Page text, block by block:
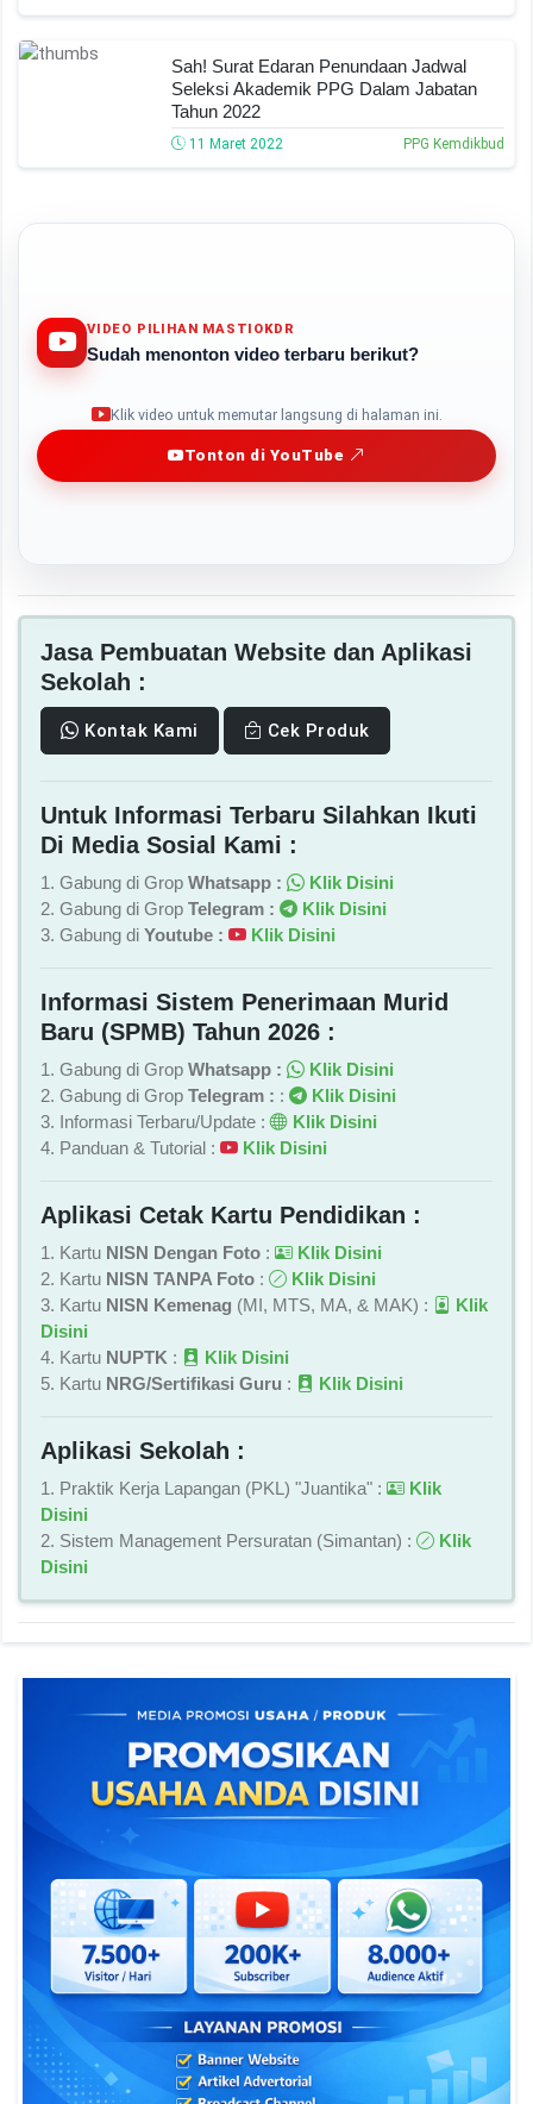
Sah! Surat Edaran Penundaan Jadwal
Seleksi Akademik PPG Dalam Jabatan
Tahun 2022
11 Maret 2022 PPG Kemdikbud
VIDEO PILIHAN MASTIOKDR
Sudah menonton video terbaru berikut?
Klik video untuk memutar langsung di halaman ini.
Tonton di YouTube
Jasa Pembuatan Website dan Aplikasi
Sekolah :
Kontak Kami Cek Produk
Untuk Informasi Terbaru Silahkan Ikuti
Di Media Sosial Kami :
1. Gabung di Grop Whatsapp :
Klik Disini
2. Gabung di Grop Telegram :
Klik Disini
3. Gabung di Youtube : Klik Disini
Informasi Sistem Penerimaan Murid
Baru (SPMB) Tahun 2026 :
1. Gabung di Grop Whatsapp :
Klik Disini
2. Gabung di Grop Telegram : :
Klik Disini
3. Informasi Terbaru/Update :
Klik Disini
4. Panduan & Tutorial :
Klik Disini
Aplikasi Cetak Kartu Pendidikan :
1. Kartu NISN Dengan Foto :
Klik Disini
2. Kartu NISN TANPA Foto :
Klik Disini
3. Kartu NISN Kemenag (MI, MTS, MA, & MAK) :
Klik
Disini
4. Kartu NUPTK :
Klik Disini
5. Kartu NRG/Sertifikasi Guru : Klik Disini
Aplikasi Sekolah :
1. Praktik Kerja Lapangan (PKL) "Juantika" :
Klik
Disini
2. Sistem Management Persuratan (Simantan) :
Klik
Disini